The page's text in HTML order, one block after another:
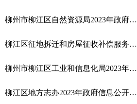
柳州市柳江区自然资源局2023年政府信息公开工作年度报告
柳江区征地拆迁和房屋征收补偿服务中心 2023年度政府信息公开工作年度报告
柳州市柳江区工业和信息化局2023年政府信息公开工作年度报告
柳江区地方志办2023年政府信息公开工作年度报告